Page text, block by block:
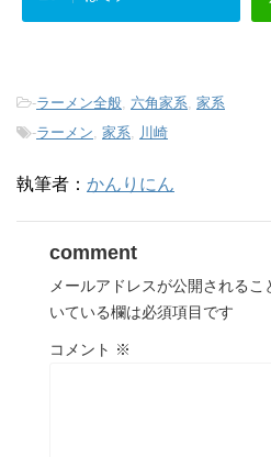
-ラーメン全般 六角家系 家系
-ラーメン 家系 川崎
執筆者： かんりにん
comment
メールアドレスが公開されるこ
いている欄は必須項目です
コメント ※